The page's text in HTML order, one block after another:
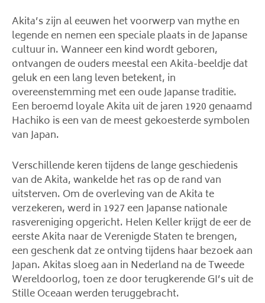
Akita’s zijn al eeuwen het voorwerp van mythe en
legende en nemen een speciale plaats in de Japanse
cultuur in. Wanneer een kind wordt geboren,
ontvangen de ouders meestal een Akita-beeldje dat
geluk en een lang leven betekent, in
overeenstemming met een oude Japanse traditie.
Een beroemd loyale Akita uit de jaren 1920 genaamd
Hachiko is een van de meest gekoesterde symbolen
van Japan.
Verschillende keren tijdens de lange geschiedenis
van de Akita, wankelde het ras op de rand van
uitsterven. Om de overleving van de Akita te
verzekeren, werd in 1927 een Japanse nationale
rasvereniging opgericht. Helen Keller krijgt de eer de
eerste Akita naar de Verenigde Staten te brengen,
een geschenk dat ze ontving tijdens haar bezoek aan
Japan. Akitas sloeg aan in Nederland na de Tweede
Wereldoorlog, toen ze door terugkerende GI’s uit de
Stille Oceaan werden teruggebracht.